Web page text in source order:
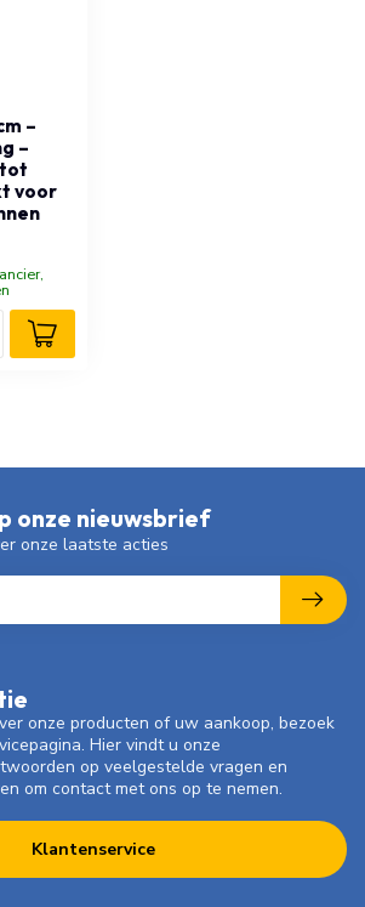
–
–
voor
onze producten of uw aankoop, bezoek
Hier vindt u onze
op veelgestelde vragen en
om contact met ons op te nemen.
Klantenservice
onze nieuwsbrief
onze laatste acties